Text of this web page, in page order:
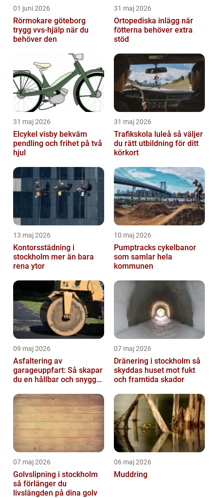
01 juni 2026
Rörmokare göteborg
trygg vvs-hjälp när du
behöver den
31 maj 2026
Ortopediska inlägg när
fötterna behöver extra
stöd
31 maj 2026
Elcykel visby bekväm
pendling och frihet på två
hjul
31 maj 2026
Trafikskola luleå så väljer
du rätt utbildning för ditt
körkort
13 maj 2026
Kontorsstädning i
stockholm mer än bara
rena ytor
10 maj 2026
Pumptracks cykelbanor
som samlar hela
kommunen
09 maj 2026
Asfaltering av
garageuppfart: Så skapar
du en hållbar och snygg
07 maj 2026
Dränering i stockholm så
skyddas huset mot fukt
och framtida skador
07 maj 2026
Golvslipning i stockholm
så förlänger du
livslängden på dina golv
06 maj 2026
Muddring